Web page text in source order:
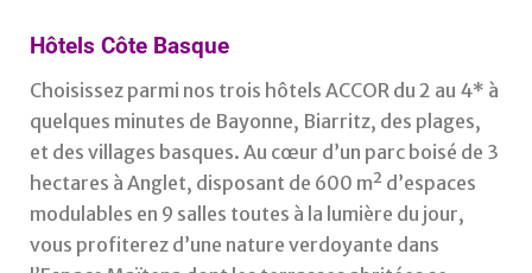
Hôtels Côte Basque
Choisissez parmi nos trois hôtels ACCOR du 2 au 4* à
quelques minutes de Bayonne, Biarritz, des plages,
et des villages basques. Au cœur d’un parc boisé de 3
hectares à Anglet, disposant de 600 m² d’espaces
modulables en 9 salles toutes à la lumière du jour,
vous profiterez d’une nature verdoyante dans